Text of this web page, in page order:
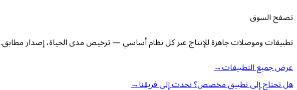
تصفح السوق
تطبيقات وموصلات جاهزة للإنتاج عبر كل نظام أساسي — ترخيص مدى الحياة، إصدار مطابق.
عرض جميع التطبيقات→
هل تحتاج إلى تطبيق مخصص؟ تحدث إلى فريقنا→